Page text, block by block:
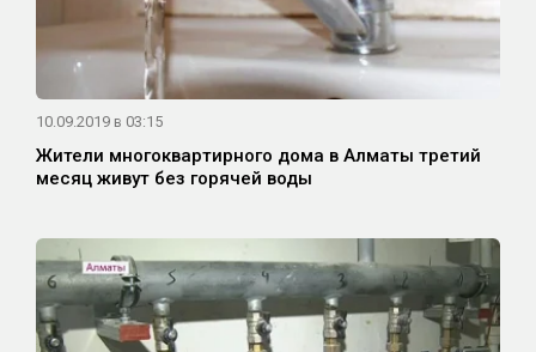
10.09.2019 в 03:15
Жители многоквартирного дома в Алматы третий
месяц живут без горячей воды